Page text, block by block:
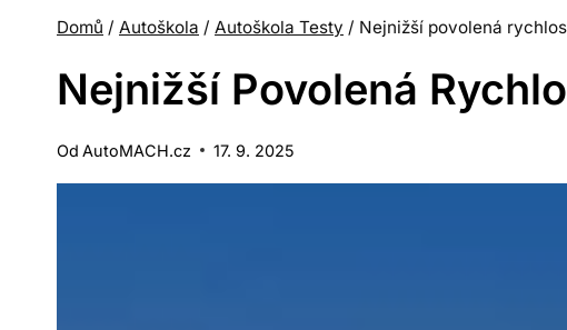
Domů / Autoškola / Autoškola Testy / Nejnižší povolená
Nejnižší Povolená
Od AutoMACH.cz 17. 9. 2025